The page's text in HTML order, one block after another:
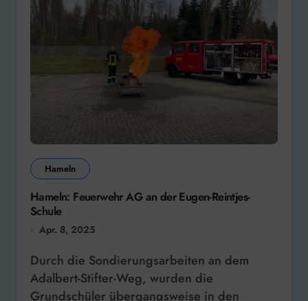
Hameln
Hameln: Feuerwehr AG an der Eugen-Reintjes-
Schule
Apr. 8, 2025
Durch die Sondierungsarbeiten an dem
Adalbert-Stifter-Weg, wurden die
Grundschüler übergangsweise in den